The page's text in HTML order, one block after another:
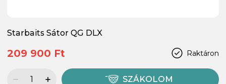
Starbaits Sátor QG DLX
Raktáron
209 900 Ft
SZÁKOLOM